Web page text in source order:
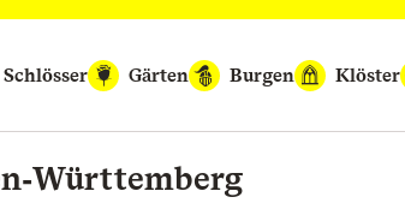
Schlösser
Gärten Burgen Klöster